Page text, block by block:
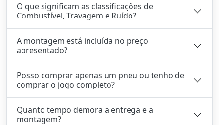
O que significam as classificações de
Combustível, Travagem e Ruído?
A montagem está incluída no preço
apresentado?
Posso comprar apenas um pneu ou tenho de
comprar o jogo completo?
Quanto tempo demora a entrega e a
montagem?